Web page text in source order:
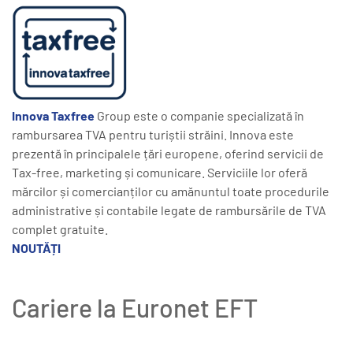
Innova Taxfree Group este o companie specializată în
rambursarea TVA pentru turiștii străini. Innova este
prezentă în principalele țări europene, oferind servicii de
Tax-free, marketing și comunicare. Serviciile lor oferă
mărcilor și comercianților cu amănuntul toate procedurile
administrative și contabile legate de rambursările de TVA
complet gratuite.
NOUTĂȚI
Cariere la Euronet EFT